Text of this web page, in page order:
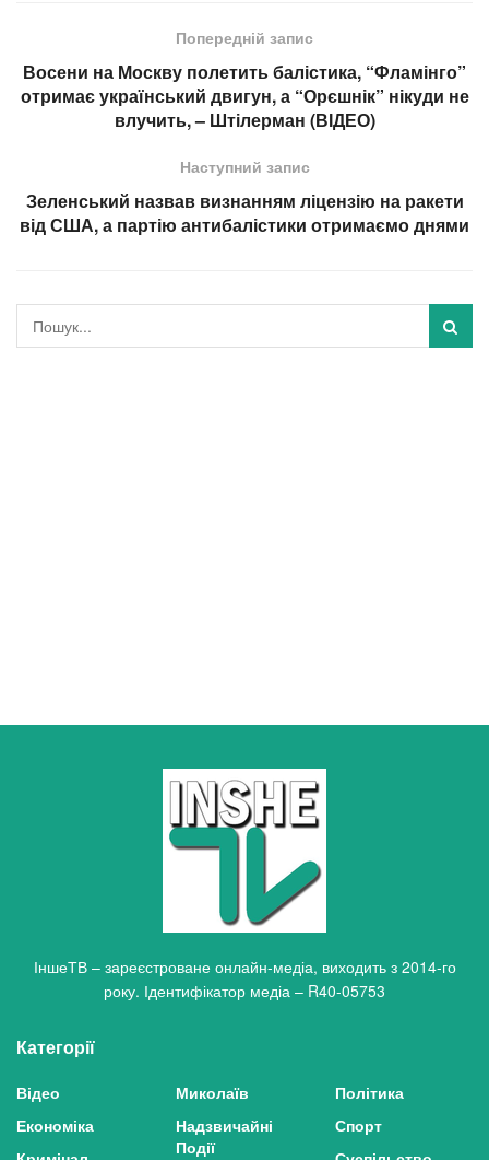
Попередній запис
Восени на Москву полетить балістика, “Фламінго”
отримає український двигун, а “Орєшнік” нікуди не
влучить, – Штілерман (ВІДЕО)
Наступний запис
Зеленський назвав визнанням ліцензію на ракети
від США, а партію антибалістики отримаємо днями
ІншеТВ – зареєстроване онлайн-медіа, виходить з 2014-го
року. Ідентифікатор медіа – R40-05753
Категорії
Відео
Економіка
Миколаїв
Надзвичайні
Події
Політика
Спорт